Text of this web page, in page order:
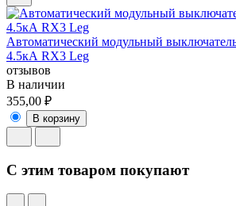
Автоматический модульный
4.5кА RX3 Leg
отзывов
В наличии
355,00 ₽
В корзину
C этим товаром покупают